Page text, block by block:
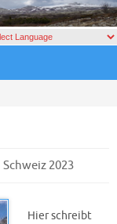
Schweiz 2023
Hier schreibt